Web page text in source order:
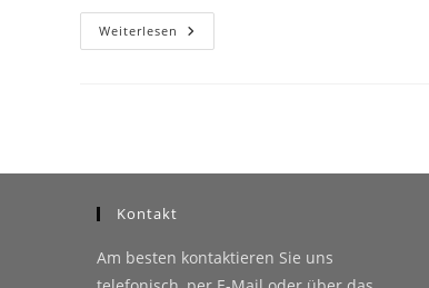
Weiterlesen Hello
World!
Kontakt
Am besten kontaktieren Sie uns